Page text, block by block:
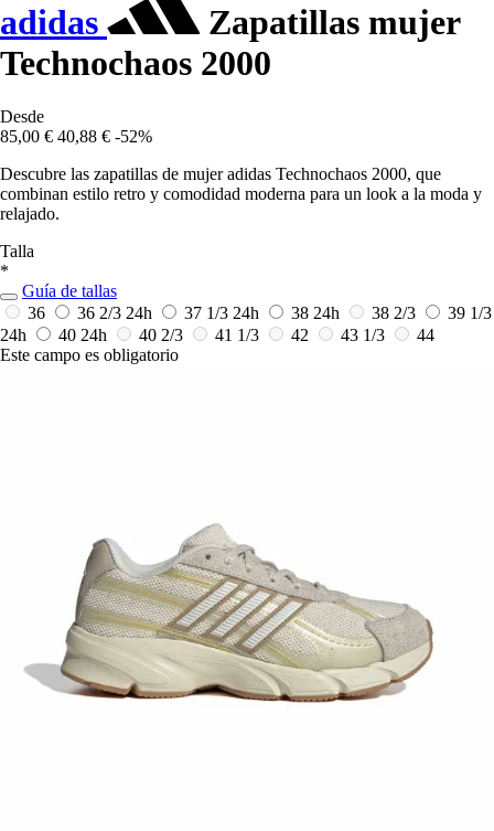
adidas
Zapatillas mujer
Technochaos 2000
Desde
85,00 € 40,88 € -52%
Descubre las zapatillas de mujer adidas Technochaos 2000, que
combinan estilo retro y comodidad moderna para un look a la moda y
relajado.
Talla
*
Guía de tallas
36
36 2/3 24h 37 1/3 24h 38 24h 38 2/3
39 1/3
24h
40 24h 40 2/3 41 1/3 42 43 1/3
44
Este campo es obligatorio